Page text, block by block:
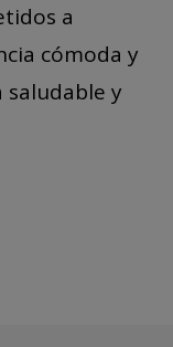
a
cómoda y
saludable y